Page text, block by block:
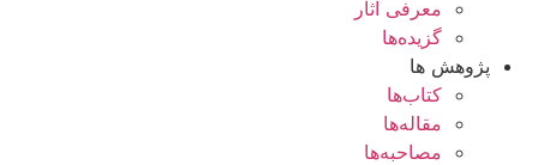
معرفی آثار
گزیده‌ها
پژوهش ها
کتاب‌ها
مقاله‌ها
مصاحبه‌ها